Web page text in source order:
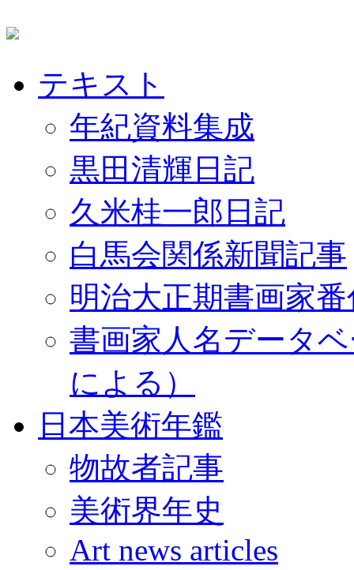
テキスト
年紀資料集成
黒田清輝日記
久米桂一郎日記
白馬会関係新聞記事
明治大正期書画家
書画家人名データ
による）
日本美術年鑑
物故者記事
美術界年史
Art news articles